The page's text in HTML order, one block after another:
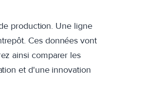
production. Une ligne
Ces données vont
ainsi comparer les
et d'une innovation